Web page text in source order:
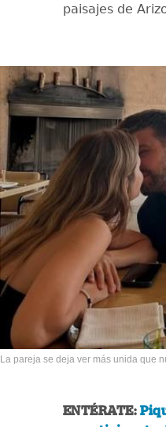
paisajes de
La pareja se deja ver más unida que
ENTÉRATE: